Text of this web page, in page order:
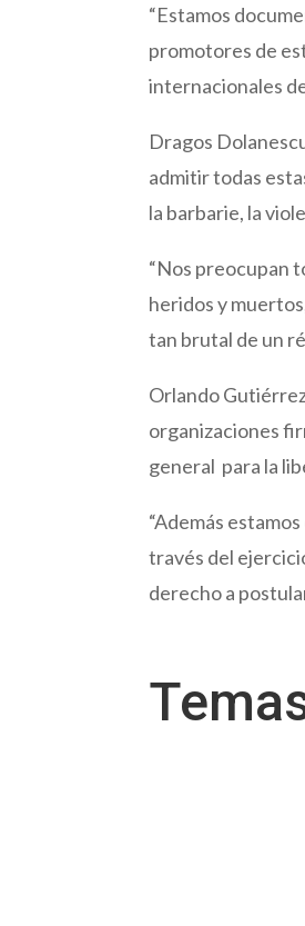
“Estamos
promotores de
internacionales
Dragos
admitir todas
la barbarie, la
“Nos preocupan
heridos y
tan brutal de un
Orlando
organizaciones
general para la
“Además
través del
derecho a